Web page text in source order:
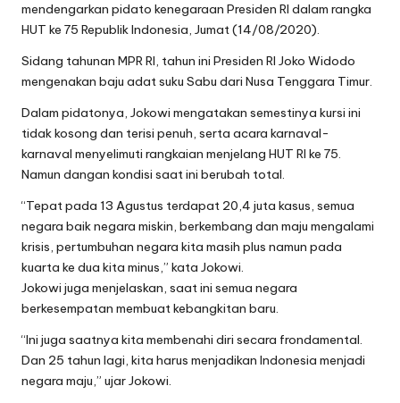
mendengarkan pidato kenegaraan Presiden RI dalam rangka
HUT ke 75 Republik Indonesia, Jumat (14/08/2020).
Sidang tahunan MPR RI, tahun ini Presiden RI Joko Widodo
mengenakan baju adat suku Sabu dari Nusa Tenggara Timur.
Dalam pidatonya, Jokowi mengatakan semestinya kursi ini
tidak kosong dan terisi penuh, serta acara karnaval-
karnaval menyelimuti rangkaian menjelang HUT RI ke 75.
Namun dangan kondisi saat ini berubah total.
“Tepat pada 13 Agustus terdapat 20,4 juta kasus, semua
negara baik negara miskin, berkembang dan maju mengalami
krisis, pertumbuhan negara kita masih plus namun pada
kuarta ke dua kita minus,” kata Jokowi.
Jokowi juga menjelaskan, saat ini semua negara
berkesempatan membuat kebangkitan baru.
“Ini juga saatnya kita membenahi diri secara frondamental.
Dan 25 tahun lagi, kita harus menjadikan Indonesia menjadi
negara maju,” ujar Jokowi.